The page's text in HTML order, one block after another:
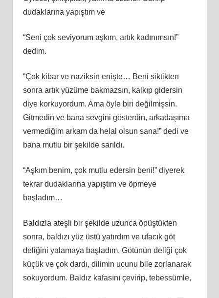
dudaklarına yapıştım ve
“Seni çok seviyorum aşkım, artık kadınımsın!”
dedim.
“Çok kibar ve naziksin enişte… Beni siktikten
sonra artık yüzüme bakmazsın, kalkıp gidersin
diye korkuyordum. Ama öyle biri değilmişsin.
Gitmedin ve bana sevgini gösterdin, arkadaşıma
vermediğim arkam da helal olsun sana!” dedi ve
bana mutlu bir şekilde sarıldı.
“Aşkım benim, çok mutlu edersin beni!” diyerek
tekrar dudaklarına yapıştım ve öpmeye
başladım…
Baldızla ateşli bir şekilde uzunca öpüştükten
sonra, baldızı yüz üstü yatırdım ve ufacık göt
deliğini yalamaya başladım. Götünün deliği çok
küçük ve çok dardı, dilimin ucunu bile zorlanarak
sokuyordum. Baldız kafasını çevirip, tebessümle,